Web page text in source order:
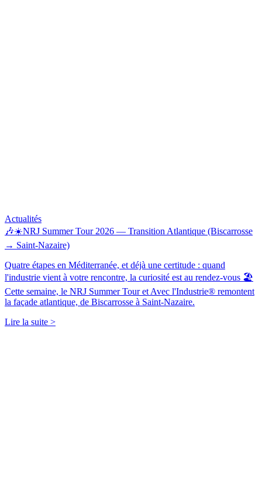
Actualités
🎶☀️NRJ Summer Tour 2026 — Transition Atlantique (Biscarrosse
→ Saint-Nazaire)
Quatre étapes en Méditerranée, et déjà une certitude : quand
l'industrie vient à votre rencontre, la curiosité est au rendez-vous 🏖️
Cette semaine, le NRJ Summer Tour et Avec l'Industrie® remontent
la façade atlantique, de Biscarrosse à Saint-Nazaire.
Lire la suite >